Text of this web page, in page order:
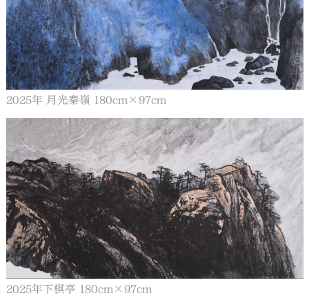
2025年 月光秦嶺 180cm×97cm
2025年下棋亭 180cm×97cm